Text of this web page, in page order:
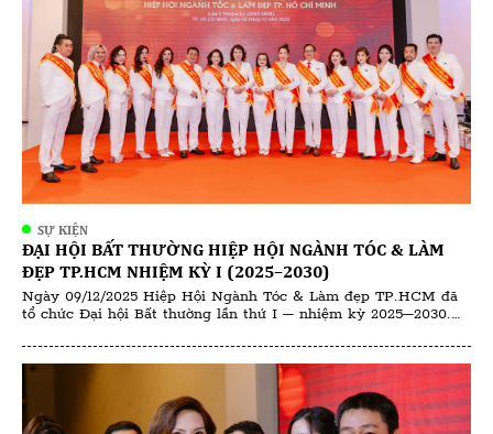
SỰ KIỆN
ĐẠI HỘI BẤT THƯỜNG HIỆP HỘI NGÀNH TÓC & LÀM
ĐẸP TP.HCM NHIỆM KỲ I (2025–2030)
Ngày 09/12/2025 Hiệp Hội Ngành Tóc & Làm đẹp TP.HCM đã
tổ chức Đại hội Bất thường lần thứ I – nhiệm kỳ 2025–2030.
trong ngành cùng đại diện salon, học viện đào tạo và doanh
nghiệp hoạt động trong lĩnh […]